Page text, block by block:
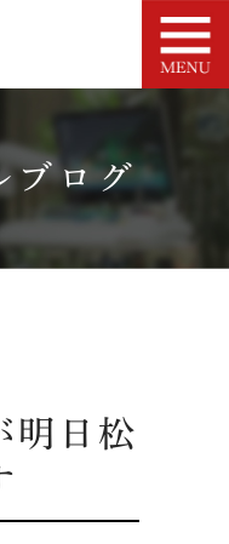
ブログ
明日松